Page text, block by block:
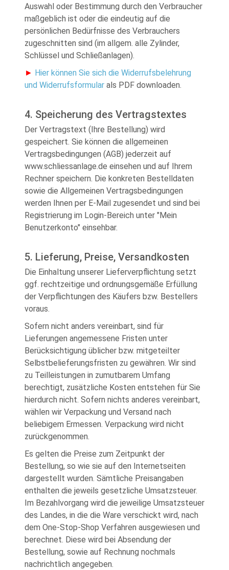
Auswahl oder Bestimmung durch den Verbraucher
maßgeblich ist oder die eindeutig auf die
persönlichen Bedürfnisse des Verbrauchers
zugeschnitten sind (im allgem. alle Zylinder,
Schlüssel und Schließanlagen).
► Hier können Sie sich die Widerrufsbelehrung
und Widerrufsformular als PDF downloaden.
4. Speicherung des Vertragstextes
Der Vertragstext (Ihre Bestellung) wird
gespeichert. Sie können die allgemeinen
Vertragsbedingungen (AGB) jederzeit auf
www.schliessanlage.de einsehen und auf Ihrem
Rechner speichern. Die konkreten Bestelldaten
sowie die Allgemeinen Vertragsbedingungen
werden Ihnen per E-Mail zugesendet und sind bei
Registrierung im Login-Bereich unter "Mein
Benutzerkonto" einsehbar.
5. Lieferung, Preise, Versandkosten
Die Einhaltung unserer Lieferverpflichtung setzt
ggf. rechtzeitige und ordnungsgemäße Erfüllung
der Verpflichtungen des Käufers bzw. Bestellers
voraus.
Sofern nicht anders vereinbart, sind für
Lieferungen angemessene Fristen unter
Berücksichtigung üblicher bzw. mitgeteilter
Selbstbelieferungsfristen zu gewähren. Wir sind
zu Teilleistungen in zumutbarem Umfang
berechtigt, zusätzliche Kosten entstehen für Sie
hierdurch nicht. Sofern nichts anderes vereinbart,
wählen wir Verpackung und Versand nach
beliebigem Ermessen. Verpackung wird nicht
zurückgenommen.
Es gelten die Preise zum Zeitpunkt der
Bestellung, so wie sie auf den Internetseiten
dargestellt wurden. Sämtliche Preisangaben
enthalten die jeweils gesetzliche Umsatzsteuer.
Im Bezahlvorgang wird die jeweilige Umsatzsteuer
des Landes, in die die Ware verschickt wird, nach
dem One-Stop-Shop Verfahren ausgewiesen und
berechnet. Diese wird bei Absendung der
Bestellung, sowie auf Rechnung nochmals
nachrichtlich angegeben.